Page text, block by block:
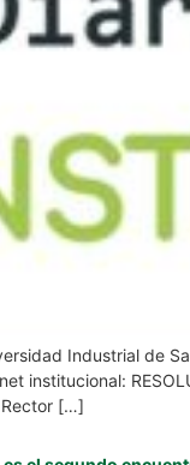
Industrial de
institucional:
[…]